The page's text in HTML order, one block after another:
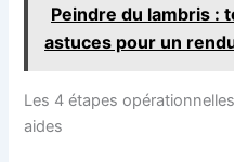
Peindre du lambris :
astuces pour un
Les 4 étapes
aides